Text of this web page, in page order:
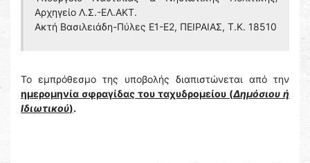
Αρχηγείο Λ.Σ.-ΕΛ.ΑΚΤ.
Ακτή Βασιλειάδη-Πύλες Ε1-Ε2, ΠΕΙΡΑΙΑΣ, Τ.Κ. 18510
Το εμπρόθεσμο της υποβολής διαπιστώνεται από την
ημερομηνία σφραγίδας του ταχυδρομείου (Δημόσιου ή
Ιδιωτικού).